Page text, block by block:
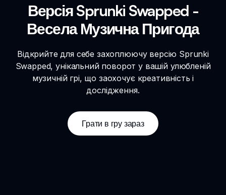
Версія Sprunki Swapped -
Весела Музична Пригода
Відкрийте для себе захоплюючу версію Sprunki
Swapped, унікальний поворот у вашій улюбленій
музичній грі, що заохочує креативність і
дослідження.
Грати в гру зараз